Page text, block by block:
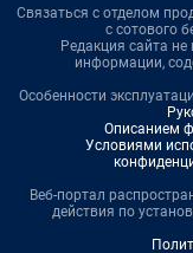
Связаться с отделом
с сотового
Редакция сайта не
информации,
Особенности
Описанием
Условиями
Веб-портал
действия по